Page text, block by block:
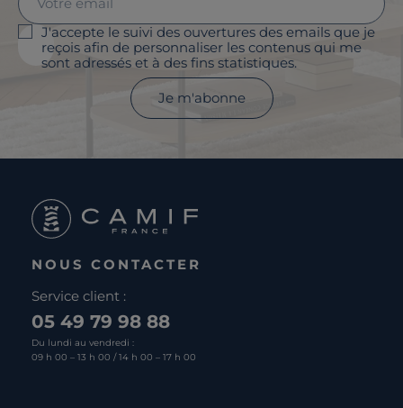
J'accepte le suivi des ouvertures des emails que je
reçois afin de personnaliser les contenus qui me
sont adressés et à des fins statistiques.
Je m'abonne
NOUS CONTACTER
Service client :
05 49 79 98 88
Du lundi au vendredi :
09 h 00 – 13 h 00 / 14 h 00 – 17 h 00